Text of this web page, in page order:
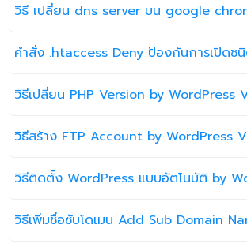
วิธี เปลี่ยน dns server บน google
คำสั่ง .htaccess Deny ป้องกันการเปิดช
วิธีเปลี่ยน PHP Version by WordPress
วิธีสร้าง FTP Account by WordPress
วิธีติดตั้ง WordPress แบบอัตโนมัติ by
วิธีเพิ่มชื่อซับโดเมน Add Sub Domain